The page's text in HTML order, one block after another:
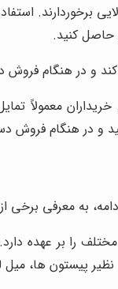
برخوردارند.
حاصل کنید.
و در هنگام فروش
معمولاً
و در هنگام
به معرفی برخی
را بر عهده دارد.
نظیر پیستون